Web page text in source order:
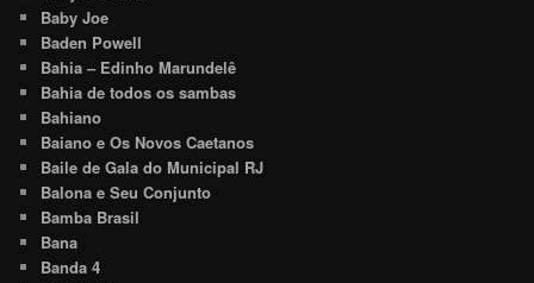
Baby Joe
Baden Powell
Bahia – Edinho Marundelê
Bahia de todos os sambas
Bahiano
Baiano e Os Novos Caetanos
Baile de Gala do Municipal RJ
Balona e Seu Conjunto
Bamba Brasil
Bana
Banda 4